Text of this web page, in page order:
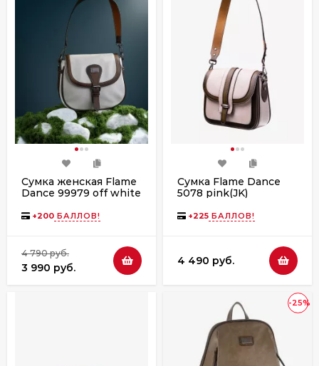
Сумка женская Flame
Dance 99979 off white
+200 БАЛЛОВ!
4 790 руб.
3 990 руб.
Сумка Flame Dance
5078 pink(JK)
+225 БАЛЛОВ!
4 490 руб.
-25%